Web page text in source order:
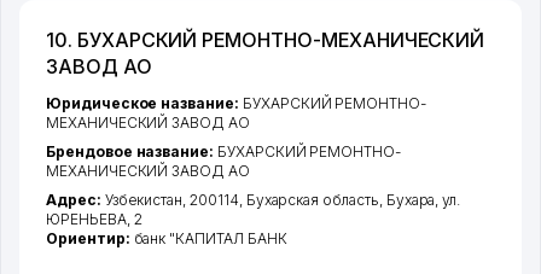
10. БУХАРСКИЙ РЕМОНТНО-МЕХАНИЧЕСКИЙ
ЗАВОД АО
Юридическое название: БУХАРСКИЙ РЕМОНТНО-
МЕХАНИЧЕСКИЙ ЗАВОД АО
Брендовое название: БУХАРСКИЙ РЕМОНТНО-
МЕХАНИЧЕСКИЙ ЗАВОД АО
Адрес: Узбекистан, 200114, Бухарская область Бухара ,ул.
ЮРЕНЬЕВА, 2
Ориентир: банк "КАПИТАЛ БАНК